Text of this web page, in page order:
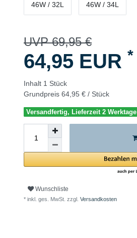
46W / 32L 46W / 34L
UVP 69,95 €
64,95 EUR *
Inhalt 1 Stück
Grundpreis 64,95 € / Stück
Versandfertig, Lieferzeit 2 Werktage
Wunschliste
* inkl. ges. MwSt. zzgl. Versandkosten